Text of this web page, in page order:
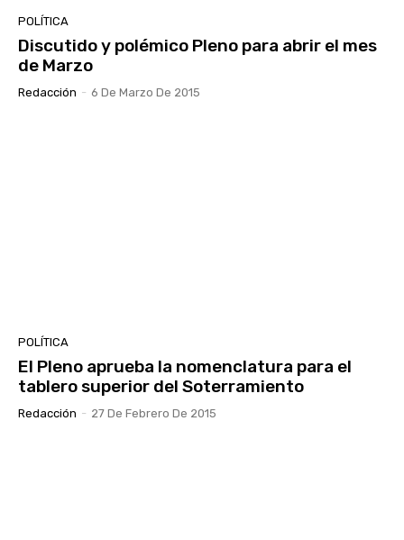
POLÍTICA
Discutido y polémico Pleno para abrir el mes
de Marzo
Redacción - 6 De Marzo De 2015
POLÍTICA
El Pleno aprueba la nomenclatura para el
tablero superior del Soterramiento
Redacción - 27 De Febrero De 2015